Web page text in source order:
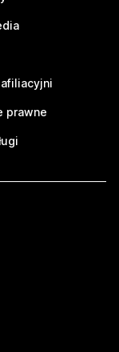
prawne